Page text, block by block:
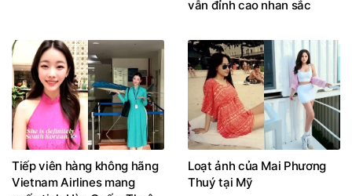
vẫn đỉnh cao nhan sắc
Tiếp viên hàng không hãng
Vietnam Airlines mang
Loạt ảnh của Mai Phương
Thuý tại Mỹ